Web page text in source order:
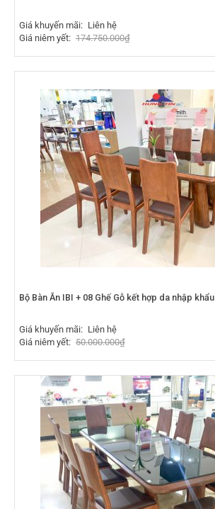
Giá khuyến mãi: Liên hệ
Giá niêm yết: 174.750.000₫
Bộ Bàn Ăn IBI + 08 Ghế Gỗ kết hợp da nhập khẩu
Giá khuyến mãi: Liên hệ
Giá niêm yết: 50.000.000₫